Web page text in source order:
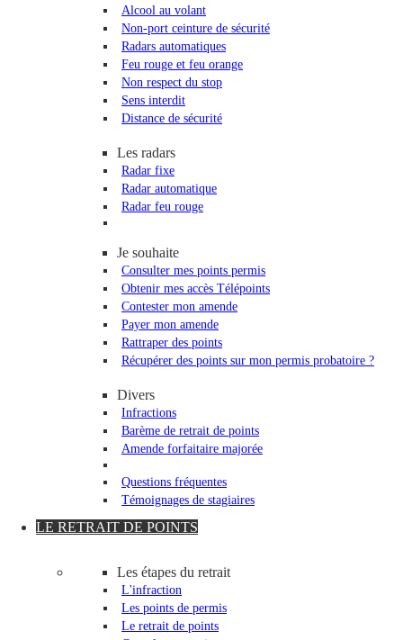
Alcool au volant
Non-port ceinture de sécurité
Radars automatiques
Feu rouge et feu orange
Non respect du stop
Sens interdit
Distance de sécurité
Les radars
Radar fixe
Radar automatique
Radar feu rouge
Je souhaite
Consulter mes points permis
Obtenir mes accès Télépoints
Contester mon amende
Payer mon amende
Rattraper des points
Récupérer des points sur mon permis probatoire ?
Divers
Infractions
Barème de retrait de points
Amende forfaitaire majorée
Questions fréquentes
Témoignages de stagiaires
LE RETRAIT DE POINTS
Les étapes du retrait
L'infraction
Les points de permis
Le retrait de points